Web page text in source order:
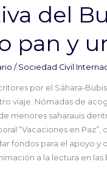
del
pan y
/ Sociedad Civil
por el Sáhara-
viaje. Nómadas de
menores saharauis
“Vacaciones en Paz”,
fondos para el apoyo y
a la lectura en las